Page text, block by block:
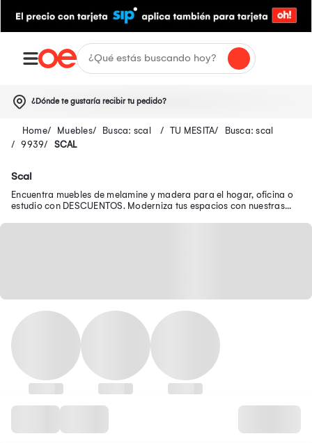
¿Dónde te gustaría recibir tu pedido?
Muebles Busca: scal TU MESITA
Busca: scal
9939
SCAL
Scal
Encuentra muebles de melamine y madera para el hogar, oficina o
estudio con DESCUENTOS. Moderniza tus espacios con nuestras